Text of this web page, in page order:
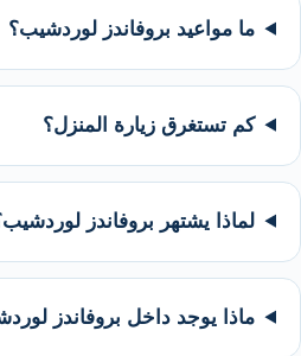
ما مواعيد بروفاندز لوردشيب؟
كم تستغرق زيارة المنزل؟
لماذا يشتهر بروفاندز
ماذا يوجد داخل بروفاندز